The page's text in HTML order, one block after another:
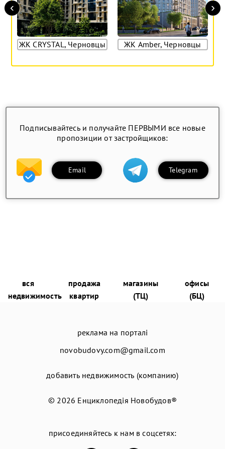
ЖК CRYSTAL, Черновцы ЖК Amber, Черновцы
‹ ›
Подписывайтесь и получайте ПЕРВЫМИ все новые
пропозиции от застройщиков:
Email Telegram
вся
недвижимость
продажа
квартир
магазины
(ТЦ)
офисы
(БЦ)
реклама на порталі
novobudovy.com@gmail.com
добавить недвижимость (компанию)
© 2026 Енциклопедія Новобудов®
присоединяйтесь к нам в соцсетях: